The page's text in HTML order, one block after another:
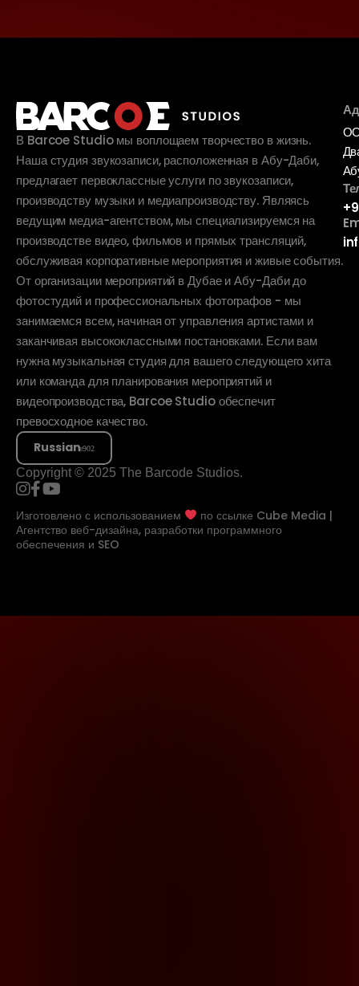
В Barcoe Studio мы воплощаем творчество в жизнь.
Наша студия звукозаписи, расположенная в Абу-Даби,
предлагает первоклассные услуги по звукозаписи,
производству музыки и медиапроизводству. Являясь
ведущим медиа-агентством, мы специализируемся на
производстве видео, фильмов и прямых трансляций,
обслуживая корпоративные мероприятия и живые события.
От организации мероприятий в Дубае и Абу-Даби до
фотостудий и профессиональных фотографов - мы
занимаемся всем, начиная от управления артистами и
заканчивая высококлассными постановками. Если вам
нужна музыкальная студия для вашего следующего хита
или команда для планирования мероприятий и
видеопроизводства, Barcoe Studio обеспечит
превосходное качество.
Russian
Copyright © 2025 The Barcode Studios.
Изготовлено с использованием по ссылке Cube Media |
Агентство веб-дизайна, разработки программного
обеспечения и SEO